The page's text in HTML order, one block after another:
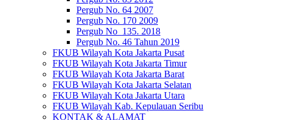
Pergub No. 64 2007
Pergub No. 170 2009
Pergub No_135. 2018
Pergub No. 46 Tahun 2019
FKUB Wilayah Kota Jakarta Pusat
FKUB Wilayah Kota Jakarta Timur
FKUB Wilayah Kota Jakarta Barat
FKUB Wilayah Kota Jakarta Selatan
FKUB Wilayah Kota Jakarta Utara
FKUB Wilayah Kab. Kepulauan Seribu
KONTAK & ALAMAT